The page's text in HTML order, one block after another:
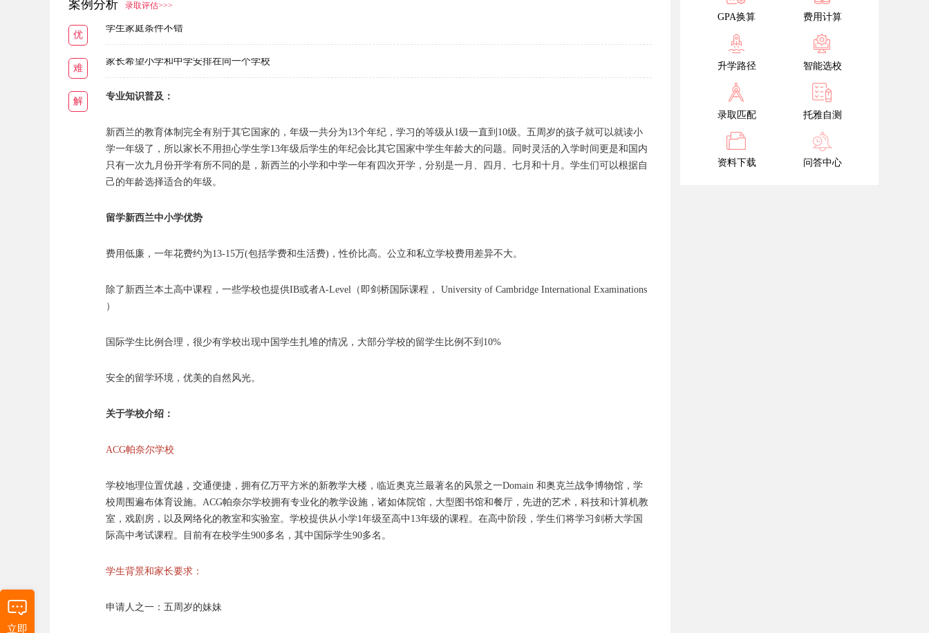
案例分析 录取评估>>>
优
学生家庭条件不错
难
家长希望小学和中学安排在同一个学校
解 专业知识普及：
新西兰的教育体制完全有别于其它国家的，年级一共分为13个年纪，学习的等级从1级一直到10级。五周岁的孩子就可以就读小
学一年级了，所以家长不用担心学生学13年级后学生的年纪会比其它国家中学生年龄大的问题。同时灵活的入学时间更是和国内
只有一次九月份开学有所不同的是，新西兰的小学和中学一年有四次开学，分别是一月、四月、七月和十月。学生们可以根据自
己的年龄选择适合的年级。
留学新西兰中小学优势
费用低廉，一年花费约为13-15万(包括学费和生活费)，性价比高。公立和私立学校费用差异不大。
除了新西兰本土高中课程，一些学校也提供IB或者A-Level（即剑桥国际课程， University of Cambridge International Examinations
）
国际学生比例合理，很少有学校出现中国学生扎堆的情况，大部分学校的留学生比例不到10%
安全的留学环境，优美的自然风光。
关于学校介绍：
ACG帕奈尔学校
学校地理位置优越，交通便捷，拥有亿万平方米的新教学大楼，临近奥克兰最著名的风景之一Domain 和奥克兰战争博物馆，学
校周围遍布体育设施。ACG帕奈尔学校拥有专业化的教学设施，诸如体院馆，大型图书馆和餐厅，先进的艺术，科技和计算机教
室，戏剧房，以及网络化的教室和实验室。学校提供从小学1年级至高中13年级的课程。在高中阶段，学生们将学习剑桥大学国
际高中考试课程。目前有在校学生900多名，其中国际学生90多名。
学生背景和家长要求：
申请人之一：五周岁的妹妹
GPA换算 费用计算
升学路径 智能选校
录取匹配 托雅自测
资料下载 问答中心
立即